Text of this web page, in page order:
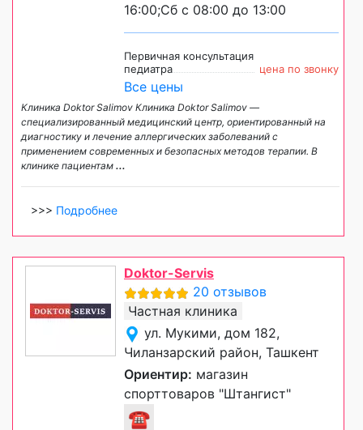
16:00;Сб с 08:00 до 13:00
Первичная консультация
педиатра
цена по звонку
Все цены
Клиника Doktor Salimov Клиника Doktor Salimov —
специализированный медицинский центр, ориентированный на
диагностику и лечение аллергических заболеваний с
применением современных и безопасных методов терапии. В
клинике пациентам ...
>>> Подробнее
Doktor-Servis
20 отзывов
Частная клиника
ул. Мукими, дом 182,
Чиланзарский район, Ташкент
Ориентир: магазин
спорттоваров "Штангист"
☎